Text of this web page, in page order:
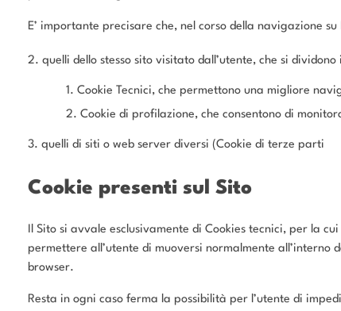
E’ importante precisare che, nel corso della navigazione
quelli dello stesso sito visitato dall’utente, che si dividono
Cookie Tecnici, che permettono una migliore
Cookie di profilazione, che consentono di
quelli di siti o web server diversi (Cookie di terze parti
Cookie presenti sul Sito
Il Sito si avvale esclusivamente di Cookies tecnici, per la
permettere all’utente di muoversi normalmente all’interno
browser.
Resta in ogni caso ferma la possibilità per l’utente di